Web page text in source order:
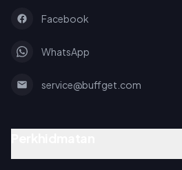
Facebook
WhatsApp
service@buffget.com